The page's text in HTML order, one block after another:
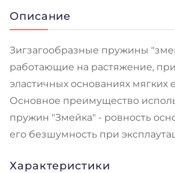
Описание
Зигзагообразные пружины
работающие на растяжение,
эластичных основаниях мягких
Основное преимущество
пружин "Змейка" - ровность
его безшумность при
Характеристики